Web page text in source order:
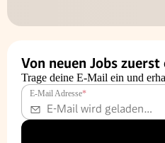
Von neuen Jobs
Trage deine E-Mail ein und
E-Mail Adresse*